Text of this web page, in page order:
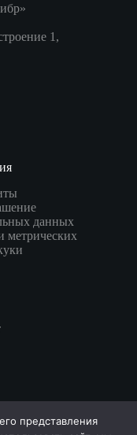
1,
данных
метрических
представления